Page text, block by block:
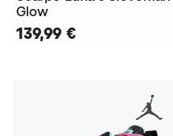
Glow
139,99 €